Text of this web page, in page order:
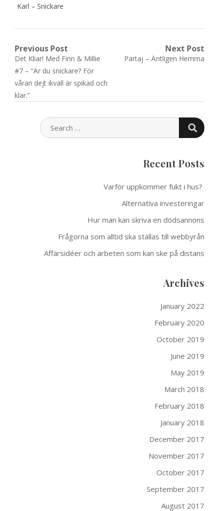
Karl – Snickare
Post
navigation
Previous Post
Previous
post:
Det Kliar! Med Finn & Millie
#7 – “Är du snickare? För
våran dejt ikväll är spikad och
klar.”
Next Post
Next
Partaj – Äntligen Hemma
SEARCH
FOR:
Recent Posts
Varför uppkommer fukt i hus?
Alternativa investeringar
Hur man kan skriva en dödsannons
Frågorna som alltid ska ställas till webbyrån
Affärsidéer och arbeten som kan ske på distans
Archives
January 2022
February 2020
October 2019
June 2019
May 2019
March 2018
February 2018
January 2018
December 2017
November 2017
October 2017
September 2017
August 2017